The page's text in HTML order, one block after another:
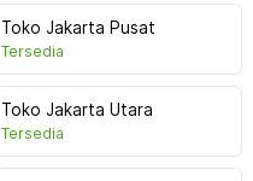
Toko Jakarta Pusat
Tersedia
Toko Jakarta Utara
Tersedia